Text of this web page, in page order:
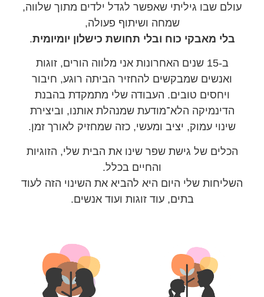
עולם שבו גיליתי שאפשר לגדל ילדים מתוך שלווה,
שמחה ושיתוף פעולה,
בלי מאבקי כוח ובלי תחושת כישלון יומיומית.
ב-15 שנים האחרונות אני מלווה הורים, זוגות
ואנשים שמבקשים להחזיר הביתה רוגע, חיבור
ויחסים טובים. העבודה שלי מתמקדת בהבנת
הדינמיקה הלא־מודעת שמנהלת אותנו, וביצירת
שינוי עמוק, יציב ומעשי, כזה שמחזיק לאורך זמן.
הכלים של גישת שפר שינו את הבית שלי, הזוגיות
והחיים בכלל.
השליחות שלי היום היא להביא את השינוי הזה לעוד
בתים, עוד זוגות ועוד אנשים.